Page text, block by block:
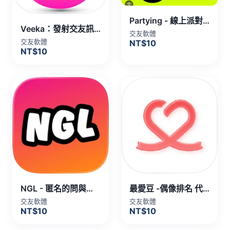
Veeka：發射交友訊號，線上趴體速配 代儲值
交友軟體
NT$10
Partying - 線上派對，遇見新朋友 代儲值
交友軟體
NT$10
NGL - 匿名的問與答代儲值
交友軟體
NT$10
最愛豆 -偶像排名 代儲值
交友軟體
NT$10